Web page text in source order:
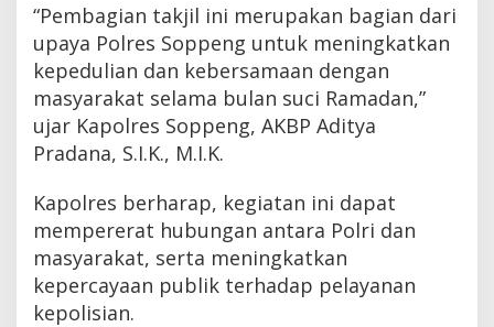
“Pembagian takjil ini merupakan bagian dari
upaya Polres Soppeng untuk meningkatkan
kepedulian dan kebersamaan dengan
masyarakat selama bulan suci Ramadan,”
ujar Kapolres Soppeng, AKBP Aditya
Pradana, S.I.K., M.I.K.
Kapolres berharap, kegiatan ini dapat
mempererat hubungan antara Polri dan
masyarakat, serta meningkatkan
kepercayaan publik terhadap pelayanan
kepolisian.